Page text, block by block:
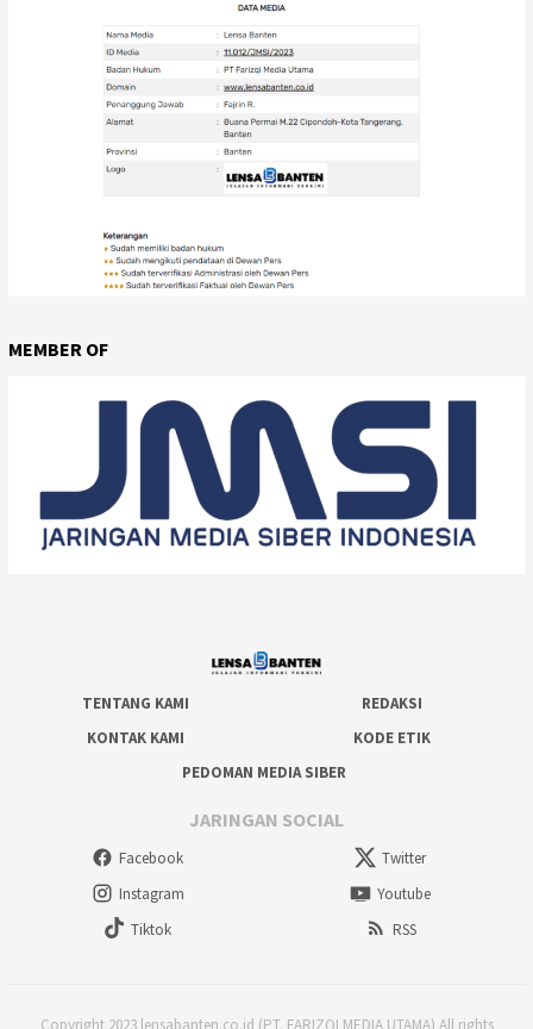
MEMBER OF
TENTANG KAMI
REDAKSI
KONTAK KAMI
KODE ETIK
PEDOMAN MEDIA SIBER
JARINGAN SOCIAL
Facebook
Twitter
Instagram
Youtube
Tiktok
RSS
Copyright 2023 lensabanten.co.id (PT. FARIZQI MEDIA UTAMA) All rights